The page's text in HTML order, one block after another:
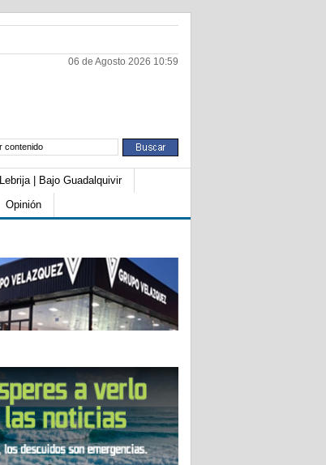
06 de Agosto 2026 10:59
Lebrija | Bajo Guadalquivir
Opinión